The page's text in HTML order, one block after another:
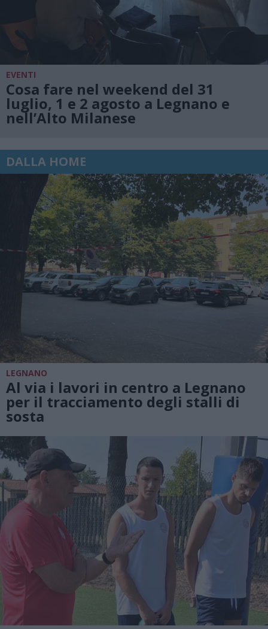
EVENTI
Cosa fare nel weekend del 31
luglio, 1 e 2 agosto a Legnano e
nell’Alto Milanese
DALLA HOME
LEGNANO
Al via i lavori in centro a Legnano
per il tracciamento degli stalli di
sosta